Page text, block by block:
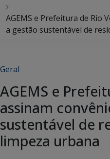
AGEMS e Prefeitura de Rio
a gestão sustentável de
Geral
AGEMS e
assinam
sustentável de
limpeza urbana